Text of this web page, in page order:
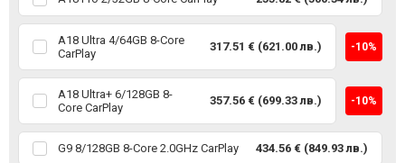
A18 Ultra 4/64GB 8-Core
CarPlay
317.51 € (621.00 лв.) -10%
A18 Ultra+ 6/128GB 8-
Core CarPlay
357.56 € (699.33 лв.) -10%
G9 8/128GB 8-Core 2.0GHz CarPlay 434.56 € (849.93 лв.)